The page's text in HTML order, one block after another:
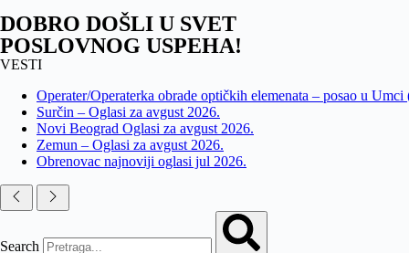
DOBRO DOŠLI U SVET
POSLOVNOG USPEHA!
VESTI
Operater/Operaterka obrade optičkih elemenata – posao u Umci
Surčin – Oglasi za avgust 2026.
Novi Beograd Oglasi za avgust 2026.
Zemun – Oglasi za avgust 2026.
Obrenovac najnoviji oglasi jul 2026.
Search